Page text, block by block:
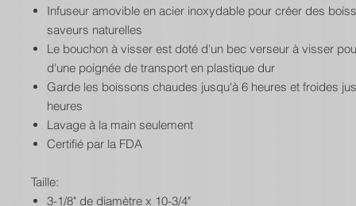
Infuseur amovible en acier inoxydable pour créer des
saveurs naturelles
Le bouchon à visser est doté d'un bec verseur à visser
d'une poignée de transport en plastique dur
Garde les boissons chaudes jusqu'à 6 heures et froides
heures
Lavage à la main seulement
Certifié par la FDA
Taille:
3-1/8" de diamètre x 10-3/4"